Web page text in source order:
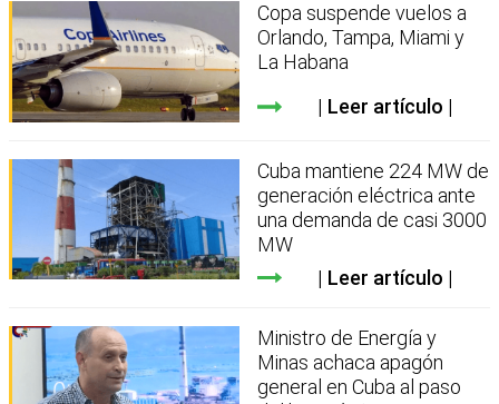
Copa suspende vuelos a
Orlando, Tampa, Miami y
La Habana
Leer artículo
Cuba mantiene 224 MW de
generación eléctrica ante
una demanda de casi 3000
MW
Leer artículo
Ministro de Energía y
Minas achaca apagón
general en Cuba al paso